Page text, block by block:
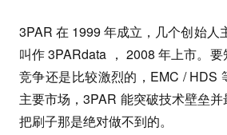
3PAR 在 1999 年成立，几个创始人
叫作 3PARdata ， 2008 年上市。
竞争还是比较激烈的，EMC / HDS
主要市场，3PAR 能突破技术壁垒
把刷子那是绝对做不到的。